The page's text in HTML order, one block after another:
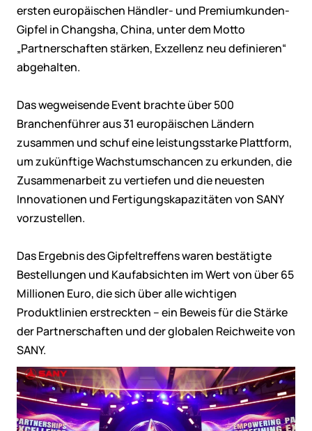
ersten europäischen Händler- und Premiumkunden-
Gipfel in Changsha, China, unter dem Motto
„Partnerschaften stärken, Exzellenz neu definieren“
abgehalten.
Das wegweisende Event brachte über 500
Branchenführer aus 31 europäischen Ländern
zusammen und schuf eine leistungsstarke Plattform,
um zukünftige Wachstumschancen zu erkunden, die
Zusammenarbeit zu vertiefen und die neuesten
Innovationen und Fertigungskapazitäten von SANY
vorzustellen.
Das Ergebnis des Gipfeltreffens waren bestätigte
Bestellungen und Kaufabsichten im Wert von über 65
Millionen Euro, die sich über alle wichtigen
Produktlinien erstreckten – ein Beweis für die Stärke
der Partnerschaften und der globalen Reichweite von
SANY.